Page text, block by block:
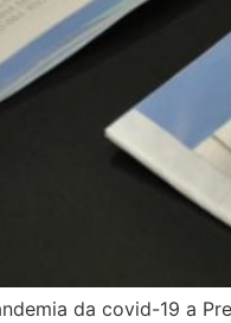
da covid-19 a